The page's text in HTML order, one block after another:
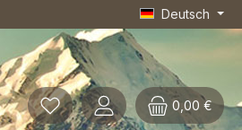
Deutsch
0,00 €